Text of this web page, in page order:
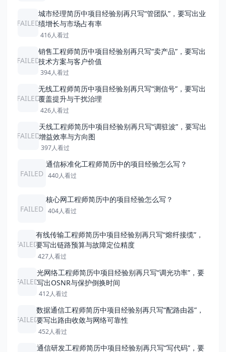
FAILED
城市经理简历中项目经验别再只写“管团队”，要写出业
绩增长与市场占有率
416人看过
FAILED
销售工程师简历中项目经验别再只写“卖产品”，要写出
技术方案与客户价值
394人看过
FAILED
无线工程师简历中项目经验别再只写“测信号”，要写出
覆盖提升与干扰治理
426人看过
FAILED
天线工程师简历中项目经验别再只写“调驻波”，要写出
增益效率与方向图
397人看过
FAILED
通信标准化工程师简历中的项目经验怎么写？
440人看过
FAILED
核心网工程师简历中的项目经验怎么写？
404人看过
FAILED
有线传输工程师简历中项目经验别再只写“熔纤接缆”，
要写出链路预算与故障定位精度
427人看过
FAILED
光网络工程师简历中项目经验别再只写“调光功率”，要
写出OSNR与保护倒换时间
412人看过
FAILED
数据通信工程师简历中项目经验别再只写“配路由器”，
要写出路由收敛与网络可靠性
452人看过
通信研发工程师简历中项目经验别再只写“写代码”，要